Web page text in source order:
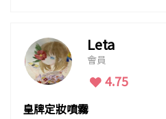
Leta
會員
4.75
皇牌定妝噴霧